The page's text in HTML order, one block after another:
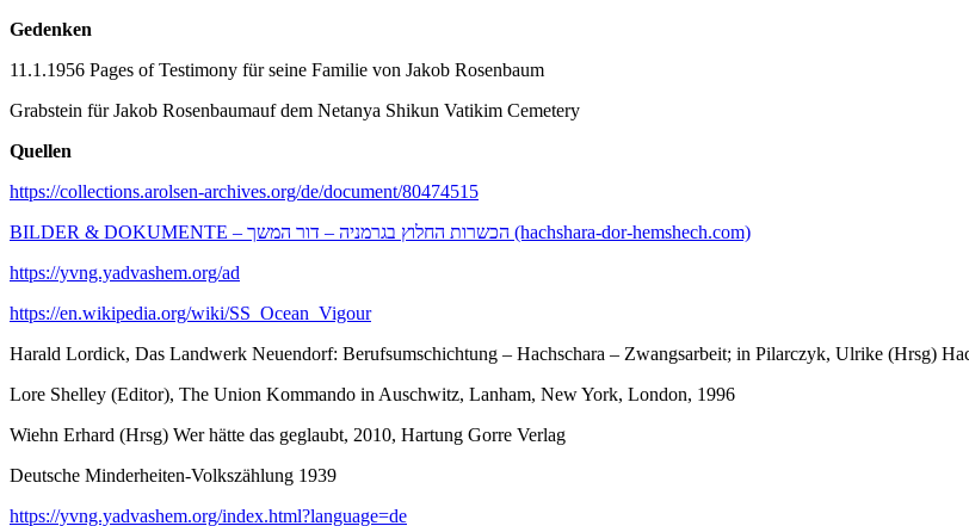
Gedenken
11.1.1956 Pages of Testimony für seine Familie von Jakob Rosenbaum
Grabstein für Jakob Rosenbaumauf dem Netanya Shikun Vatikim Cemetery
Quellen
https://collections.arolsen-archives.org/de/document/80474515
BILDER & DOKUMENTE – הכשרות החלוץ בגרמניה – דור המשך (hachshara-dor-hemshech.com)
https://yvng.yadvashem.org/ad
https://en.wikipedia.org/wiki/SS_Ocean_Vigour
Harald Lordick, Das Landwerk Neuendorf: Berufsumschichtung – Hachschara – Zwangsarbeit; in Pilarczyk, Ulrike (Hrsg)
Lore Shelley (Editor), The Union Kommando in Auschwitz, Lanham, New York, London, 1996
Wiehn Erhard (Hrsg) Wer hätte das geglaubt, 2010, Hartung Gorre Verlag
Deutsche Minderheiten-Volkszählung 1939
https://yvng.yadvashem.org/index.html?language=de